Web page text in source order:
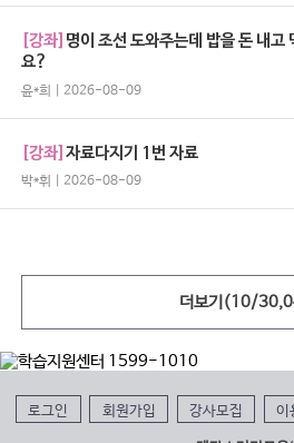
[강좌] 명이 조선 도와주는데 밥을 돈 내고
요?
윤*희 | 2026-08-09
[강좌]자료다지기 1번 자료
박*휘 | 2026-08-09
더보기(10/
로그인 회원가입 강사모집 이